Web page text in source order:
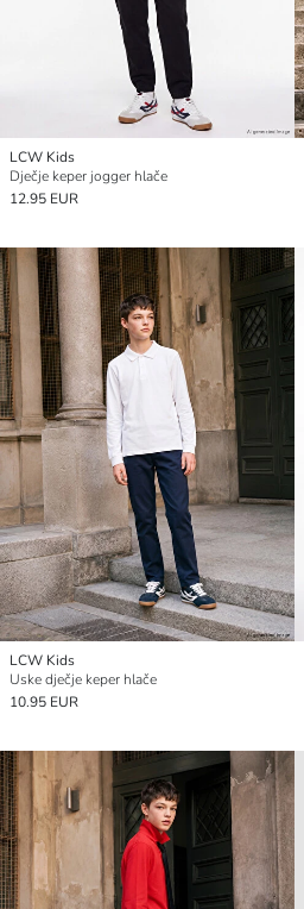
LCW Kids
Dječje keper jogger hlače
12.95 EUR
LCW Kids
Uske dječje keper hlače
10.95 EUR